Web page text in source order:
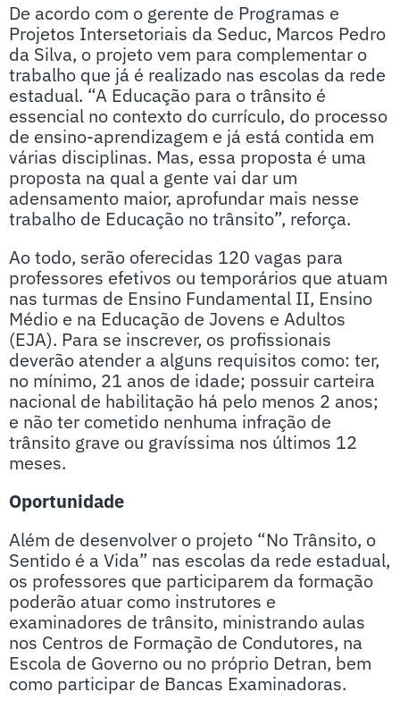
De acordo com o gerente de Programas e
Projetos Intersetoriais da Seduc, Marcos Pedro
da Silva, o projeto vem para complementar o
trabalho que já é realizado nas escolas da rede
estadual. “A Educação para o trânsito é
essencial no contexto do currículo, do processo
de ensino-aprendizagem e já está contida em
várias disciplinas. Mas, essa proposta é uma
proposta na qual a gente vai dar um
adensamento maior, aprofundar mais nesse
trabalho de Educação no trânsito”, reforça.
Ao todo, serão oferecidas 120 vagas para
professores efetivos ou temporários que atuam
nas turmas de Ensino Fundamental II, Ensino
Médio e na Educação de Jovens e Adultos
(EJA). Para se inscrever, os profissionais
deverão atender a alguns requisitos como: ter,
no mínimo, 21 anos de idade; possuir carteira
nacional de habilitação há pelo menos 2 anos;
e não ter cometido nenhuma infração de
trânsito grave ou gravíssima nos últimos 12
meses.
Oportunidade
Além de desenvolver o projeto “No Trânsito, o
Sentido é a Vida” nas escolas da rede estadual,
os professores que participarem da formação
poderão atuar como instrutores e
examinadores de trânsito, ministrando aulas
nos Centros de Formação de Condutores, na
Escola de Governo ou no próprio Detran, bem
como participar de Bancas Examinadoras.